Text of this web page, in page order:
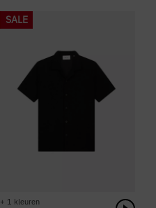
SALE
+ 1 kleuren